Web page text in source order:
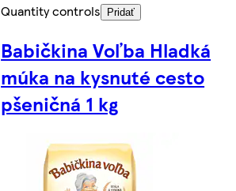
Quantity controls
Pridať
Babičkina Voľba Hladká
múka na kysnuté cesto
pšeničná 1 kg